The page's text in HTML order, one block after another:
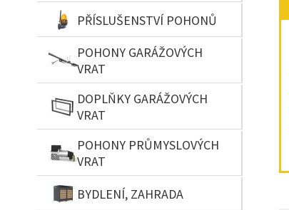
PŘÍSLUŠENSTVÍ POHONŮ
POHONY GARÁŽOVÝCH
VRAT
DOPLŇKY GARÁŽOVÝCH
VRAT
POHONY PRŮMYSLOVÝCH
VRAT
BYDLENÍ, ZAHRADA